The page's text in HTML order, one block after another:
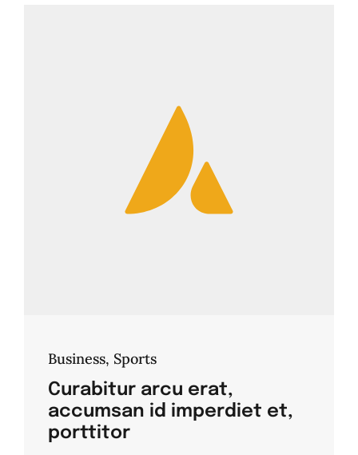
Business, Sports
Curabitur arcu erat,
accumsan id imperdiet et,
porttitor